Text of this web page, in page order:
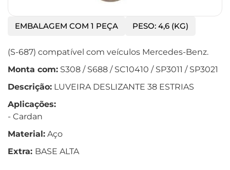
EMBALAGEM COM 1 PEÇA PESO: 4,6 (KG)
(S-687) compatível com veículos Mercedes-Benz.
Monta com: S308 / S688 / SC10410 / SP3011 / SP3021
Descrição: LUVEIRA DESLIZANTE 38 ESTRIAS
Aplicações:
- Cardan
Material: Aço
Extra: BASE ALTA